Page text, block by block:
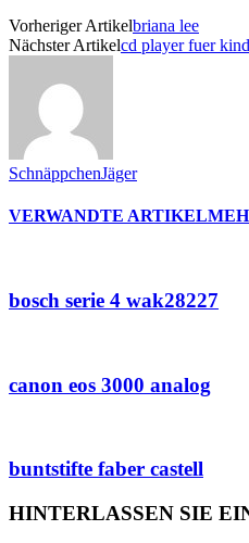
Vorheriger Artikelbriana lee
Nächster Artikelcd player fuer kind
SchnäppchenJäger
VERWANDTE ARTIKEL
bosch serie 4 wak28227
canon eos 3000 analog
buntstifte faber castell
HINTERLASSEN SIE